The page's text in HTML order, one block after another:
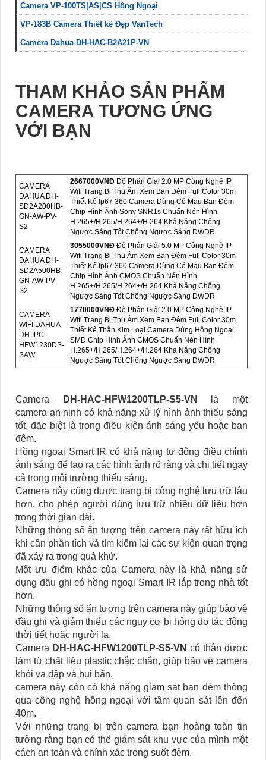
Camera VP-100TS|AS|CS Hồng Ngoại
VP-183B Camera Thiết kế Đẹp VanTech
Camera Dahua DH-HAC-B2A21P-VN
THAM KHẢO SẢN PHẨM
CAMERA TƯƠNG ỨNG
VỚI BẠN
CAMERA
DAHUA DH-
SD2A200HB-
GN-AW-PV-
S2
2667000VNÐ Độ Phân Giải 2.0 MP Công Nghệ IP
Wifi Trang Bị Thu Âm Xem Ban Đêm Full Color 30m
Thiết Kế Ip67 360 Camera Dùng Có Màu Ban Đêm
Chip Hình Ảnh Sony SNR1s Chuẩn Nén Hình
H.265+/H.265/H.264+/H.264 Khả Năng Chống
Ngược Sáng Tốt Chống Ngược Sáng DWDR
CAMERA
DAHUA DH-
SD2A500HB-
GN-AW-PV-
S2
3055000VNÐ Độ Phân Giải 5.0 MP Công Nghệ IP
Wifi Trang Bị Thu Âm Xem Ban Đêm Full Color 30m
Thiết Kế Ip67 360 Camera Dùng Có Màu Ban Đêm
Chip Hình Ảnh CMOS Chuẩn Nén Hình
H.265+/H.265/H.264+/H.264 Khả Năng Chống
Ngược Sáng Tốt Chống Ngược Sáng DWDR
CAMERA
WIFI DAHUA
DH-IPC-
HFW1230DS-
SAW
1770000VNÐ Độ Phân Giải 2.0 MP Công Nghệ IP
Wifi Trang Bị Thu Âm Xem Ban Đêm Full Color 30m
Thiết Kế Thân Kim Loại Camera Dùng Hồng Ngoại
SMD Chip Hình Ảnh CMOS Chuẩn Nén Hình
H.265+/H.265/H.264+/H.264 Khả Năng Chống
Ngược Sáng Tốt Chống Ngược Sáng DWDR
Camera DH-HAC-HFW1200TLP-S5-VN
là một
camera an ninh có khả năng xử lý hình ảnh thiếu sáng
tốt, đặc biệt là trong điều kiện ánh sáng yếu hoặc ban
đêm.
Hồng ngoại Smart IR có khả năng tự động điều chỉnh
ánh sáng để tạo ra các hình ảnh rõ ràng và chi tiết ngay
cả trong môi trường thiếu sáng.
Camera này cũng được trang bị công nghệ lưu trữ lâu
hơn, cho phép người dùng lưu trữ nhiều dữ liệu hơn
trong thời gian dài.
Những thông số ấn tượng trên camera này rất hữu ích
khi cần phân tích và tìm kiếm lại các sự kiện quan trọng
đã xảy ra trong quá khứ.
Một ưu điểm khác của Camera này là khả năng sử
dụng đầu ghi có hồng ngoại Smart IR lắp trong nhà tốt
hơn.
Những thông số ấn tượng trên camera này giúp bảo vệ
đầu ghi và giảm thiểu các nguy cơ bị hỏng do tác động
thời tiết hoặc người lạ.
Camera DH-HAC-HFW1200TLP-S5-VN có thân được
làm từ chất liệu plastic chắc chắn, giúp bảo vệ camera
khỏi va đập và bụi bẩn.
camera này còn có khả năng giám sát ban đêm thông
qua công nghệ hồng ngoại với tầm quan sát lên đến
40m.
Với những trang bị trên camera bạn hoàng toàn tin
tưởng rằng bạn có thể giám sát khu vực của mình một
cách an toàn và chính xác trong suốt đêm.